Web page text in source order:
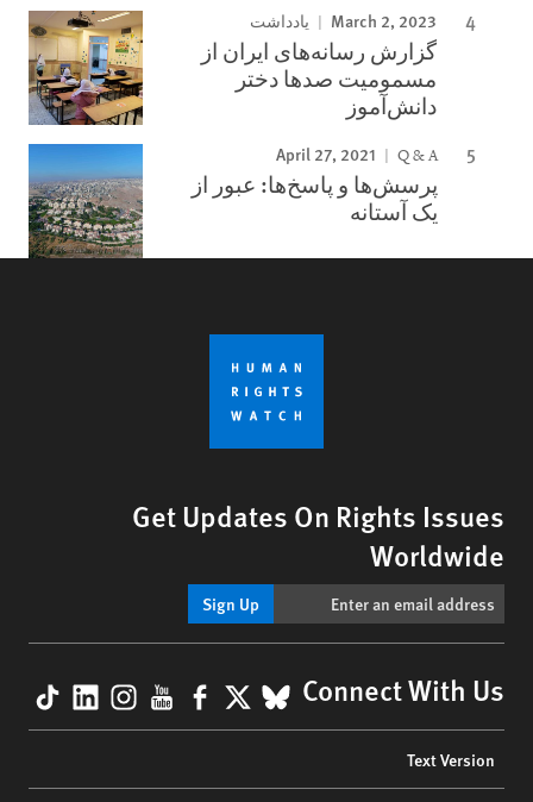
March 2, 2023 یادداشت
گزارش رسانه‌های ایران از
مسمومیت صدها دختر
دانش‌آموز
April 27, 2021 Q & A
پرسش‌ها و پاسخ‌ها: عبور از
یک آستانه
Get Updates On Rights Issues
Worldwide
Sign Up
Connect With Us
BlueSky
X
Facebook
YouTube
menu
Text Version